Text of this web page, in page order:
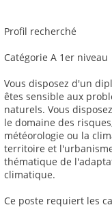
Profil recherché
Catégorie A 1er niveau
Vous disposez d'un
êtes sensible aux
naturels. Vous
le domaine des
météorologie ou la
territoire et
thématique de
climatique.
Ce poste requiert les